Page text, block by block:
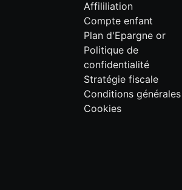
Affililiation
Compte enfant
Plan d'Epargne or
Politique de
confidentialité
Stratégie fiscale
Conditions générales
Cookies